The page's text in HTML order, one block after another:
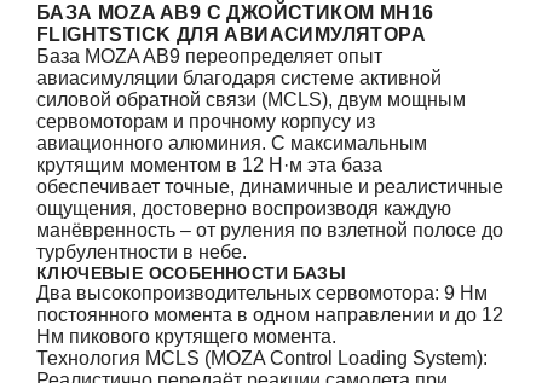
БАЗА MOZA AB9 С ДЖОЙСТИКОМ MH16
FLIGHTSTICK ДЛЯ АВИАСИМУЛЯТОРА
База MOZA AB9 переопределяет опыт
авиасимуляции благодаря системе активной
силовой обратной связи (MCLS), двум мощным
сервомоторам и прочному корпусу из
авиационного алюминия. С максимальным
крутящим моментом в 12 Н·м эта база
обеспечивает точные, динамичные и реалистичные
ощущения, достоверно воспроизводя каждую
манёвренность – от руления по взлетной полосе до
турбулентности в небе.
КЛЮЧЕВЫЕ ОСОБЕННОСТИ БАЗЫ
Два высокопроизводительных сервомотора: 9 Нм
постоянного момента в одном направлении и до 12
Нм пикового крутящего момента.
Технология MCLS (MOZA Control Loading System):